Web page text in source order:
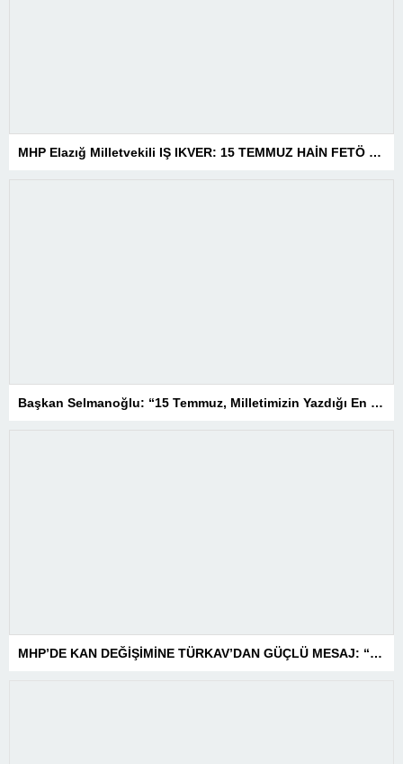
MHP Elazığ Milletvekili IŞ IKVER: 15 TEMMUZ HAİN FETÖ KALKIŞMASI TÜRKİYE’Yİ İŞGAL GİRİŞİMİDİR
Başkan Selmanoğlu: “15 Temmuz, Milletimizin Yazdığı En Büyük Demokrasi Destanlarından Biridir”
MHP’DE KAN DEĞİŞİMİNE TÜRKAV’DAN GÜÇLÜ MESAJ: “BİRLİK VE BERABERLİKLE DAHA GÜÇLÜYÜZ”